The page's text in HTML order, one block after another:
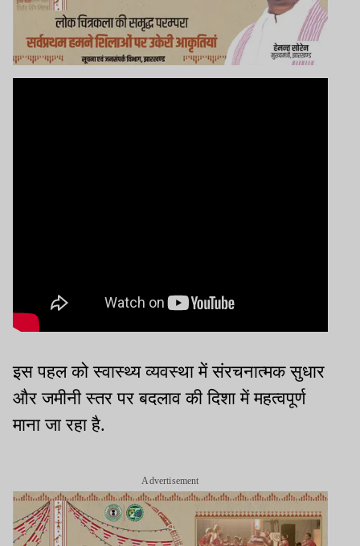
इस पहल को स्वास्थ्य व्यवस्था में संरचनात्मक सुधार
और जमीनी स्तर पर बदलाव की दिशा में महत्वपूर्ण
माना जा रहा है.
Advertisement